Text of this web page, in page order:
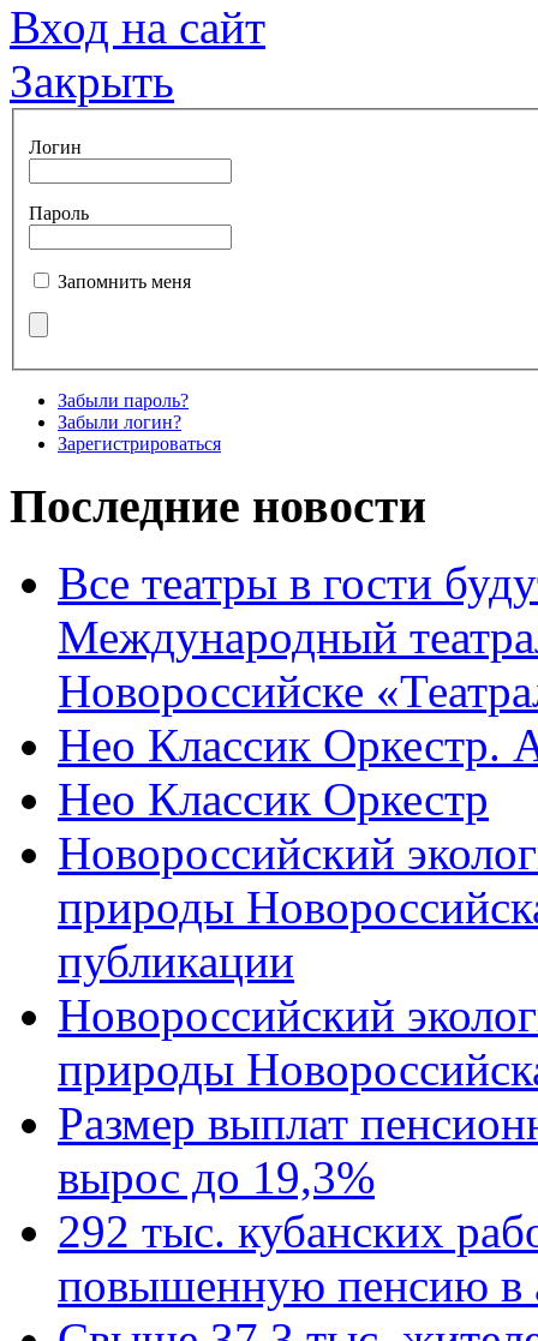
Вход на сайт
Закрыть
Логин
Пароль
Запомнить меня
Забыли пароль?
Забыли логин?
Зарегистрироваться
Последние новости
Все театры в гости
Международный
Новороссийске
Нео Классик Оркестр.
Нео Классик Оркестр
Новороссийский
природы
публикации
Новороссийский
природы
Размер выплат
вырос до 19,3%
292 тыс. кубанских
повышенную пенсию в